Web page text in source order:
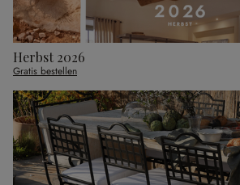
Herbst 2026
Gratis bestellen